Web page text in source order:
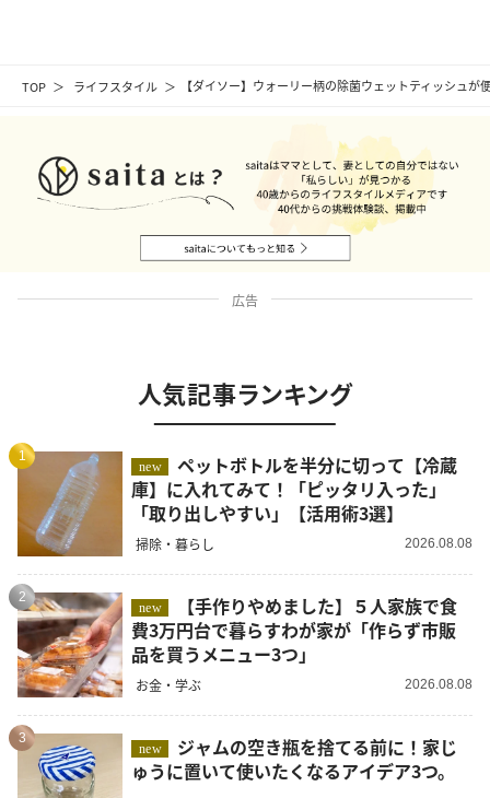
TOP ライフスタイル 【ダイソー】ウォーリー柄の除菌ウェットティッシュ
広告
人気記事ランキング
1
new
ペットボトルを半分に切って【冷蔵
庫】に入れてみて！「ピッタリ入った」
「取り出しやすい」【活用術3選】
掃除・暮らし 2026.08.08
2
new
費3万円台で暮らすわが家が「作らず市販
品を買うメニュー3つ」
お金・学ぶ 2026.08.08
3
new
ゅうに置いて使いたくなるアイデア3つ。